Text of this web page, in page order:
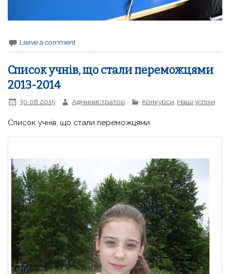
Leave a comment
Список учнів, що стали переможцями
2013-2014
30.08.2015 Администратор Конкурси Наші успіхи
Список учнів, що стали переможцями